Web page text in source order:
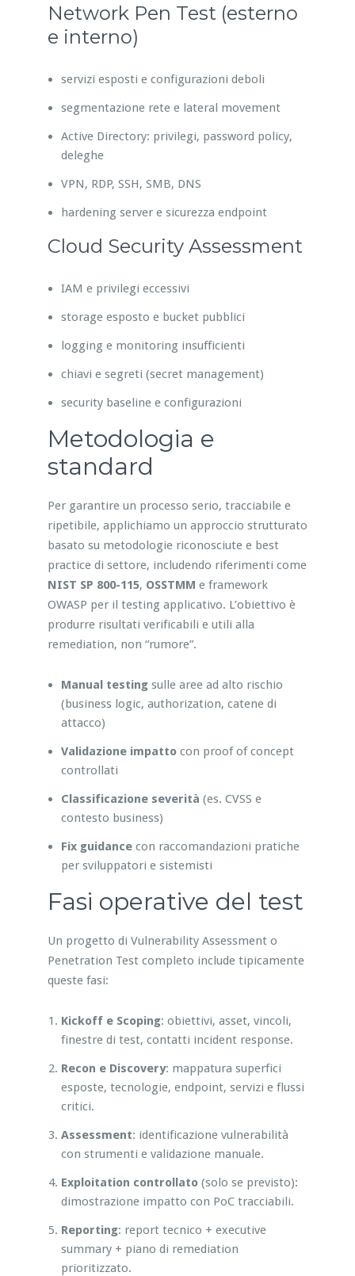
Network Pen Test (esterno
e interno)
servizi esposti e configurazioni deboli
segmentazione rete e lateral movement
Active Directory: privilegi, password policy,
deleghe
VPN, RDP, SSH, SMB, DNS
hardening server e sicurezza endpoint
Cloud Security Assessment
IAM e privilegi eccessivi
storage esposto e bucket pubblici
logging e monitoring insufficienti
chiavi e segreti (secret management)
security baseline e configurazioni
Metodologia e
standard
Per garantire un processo serio, tracciabile e
ripetibile, applichiamo un approccio strutturato
basato su metodologie riconosciute e best
practice di settore, includendo riferimenti come
NIST SP 800-115, OSSTMM e framework
OWASP per il testing applicativo. L’obiettivo è
produrre risultati verificabili e utili alla
remediation, non “rumore”.
Manual testingsulle aree ad alto rischio
(business logic, authorization, catene di
attacco)
Validazione impattocon proof of concept
controllati
Classificazione severità (es. CVSS e
contesto business)
Fix guidancecon raccomandazioni pratiche
per sviluppatori e sistemisti
Fasi operative del test
Un progetto di Vulnerability Assessment o
Penetration Test completo include tipicamente
queste fasi:
Kickoff e Scoping: obiettivi, asset, vincoli,
finestre di test, contatti incident response.
Recon e Discovery: mappatura superfici
esposte, tecnologie, endpoint, servizi e flussi
critici.
Assessment: identificazione vulnerabilità
con strumenti e validazione manuale.
Exploitation controllato(solo se previsto):
dimostrazione impatto con PoC tracciabili.
Reporting: report tecnico + executive
summary + piano di remediation
prioritizzato.